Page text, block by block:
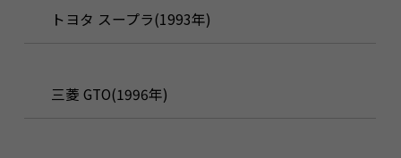
トヨタ スープラ(1993年)
三菱 GTO(1996年)